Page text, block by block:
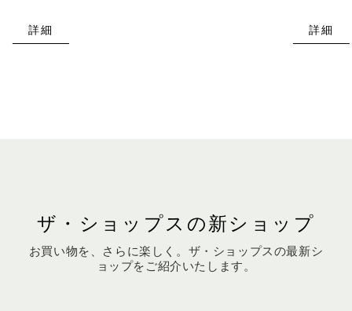
詳細 詳細
ザ・ショップスの新ショップ
お買い物を、さらに楽しく。ザ・ショップスの最新シ
ョップをご紹介いたします。